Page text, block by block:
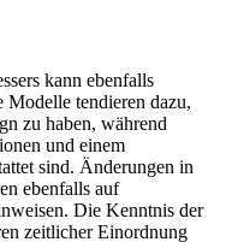
kann ebenfalls
tendieren dazu,
zu haben, während
und einem
sind. Änderungen in
ebenfalls auf
Die Kenntnis der
zeitlicher Einordnung